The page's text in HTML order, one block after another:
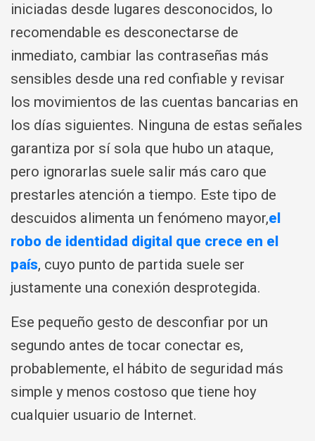
iniciadas desde lugares desconocidos, lo
recomendable es desconectarse de
inmediato, cambiar las contraseñas más
sensibles desde una red confiable y revisar
los movimientos de las cuentas bancarias en
los días siguientes. Ninguna de estas señales
garantiza por sí sola que hubo un ataque,
pero ignorarlas suele salir más caro que
prestarles atención a tiempo. Este tipo de
descuidos alimenta un fenómeno mayor,el
robo de identidad digital que crece en el
país, cuyo punto de partida suele ser
justamente una conexión desprotegida.
Ese pequeño gesto de desconfiar por un
segundo antes de tocar conectar es,
probablemente, el hábito de seguridad más
simple y menos costoso que tiene hoy
cualquier usuario de Internet.